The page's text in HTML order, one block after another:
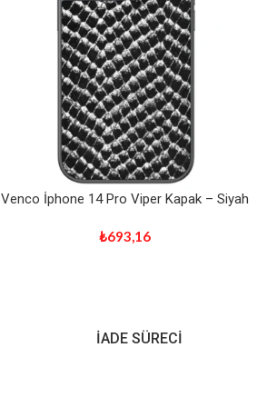
Venco İphone 14 Pro Viper Kapak – Siyah
₺693,16
İADE SÜRECİ